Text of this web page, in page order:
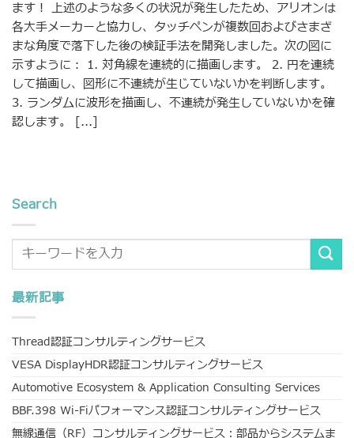
ます！ 上述のような多くの状況が発生したため、アリオンは
各大手メーカーと協力し、タッチペンが複数回およびさまざ
まな角度で落下した後の検証手法を開発しました。次の図に
示すように： 1. 対角線を連続的に描画します。 2. 円を連続
して描画し、図形に不連続が生じていないかを判断します。
3. ランダムに波形を描画し、不連続が発生していないかを確
認します。 [...]
Search
最新記事
Thread認証コンサルティングサービス
VESA DisplayHDR認証コンサルティングサービス
Automotive Ecosystem & Application Consulting Services
BBF.398 Wi-Fiパフォーマンス認証コンサルティングサービス
無線通信（RF）コンサルティングサービス：部品からシステムま